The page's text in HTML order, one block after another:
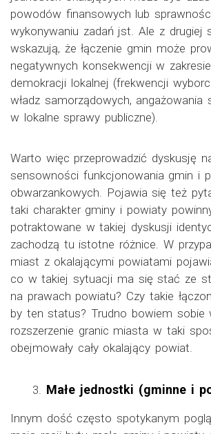
powodów finansowych lub
wykonywaniu zadań jst. Ale z drugiej
wskazują, że łączenie gmin może
negatywnych konsekwencji w
demokracji lokalnej (frekwencji
władz samorządowych, angażowania
w lokalne sprawy publiczne).
Warto więc przeprowadzić dyskusję
sensowności funkcjonowania gmin i
obwarzankowych. Pojawia się też
taki charakter gminy i powiaty
potraktowane w takiej dyskusji
zachodzą tu istotne różnice. W
miast z okalającymi powiatami
co w takiej sytuacji ma się stać ze
na prawach powiatu? Czy takie
by ten status? Trudno bowiem sobie
rozszerzenie granic miasta w taki
obejmowały cały okalający powiat.
Małe jednostki (gminne i
Innym dość często spotykanym